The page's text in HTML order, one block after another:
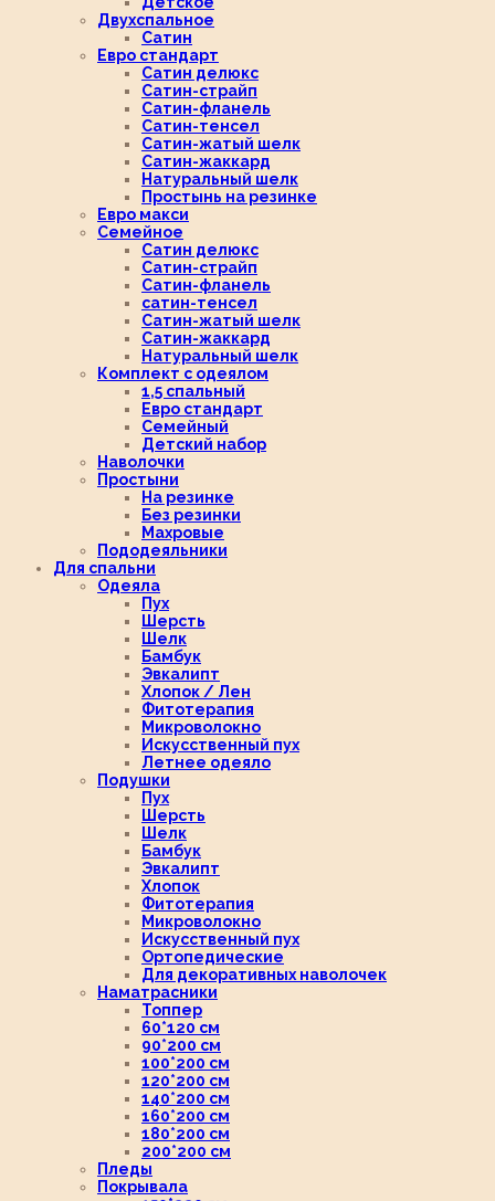
Двухспальное
Сатин
Евро стандарт
Сатин делюкс
Сатин-страйп
Сатин-фланель
Сатин-тенсел
Сатин-жатый шелк
Сатин-жаккард
Натуральный шелк
Простынь на резинке
Евро макси
Семейное
Сатин делюкс
Сатин-страйп
Сатин-фланель
сатин-тенсел
Сатин-жатый шелк
Сатин-жаккард
Натуральный шелк
Комплект с одеялом
1,5 спальный
Евро стандарт
Семейный
Детский набор
Наволочки
Простыни
На резинке
Без резинки
Махровые
Пододеяльники
Для спальни
Одеяла
Пух
Шерсть
Шелк
Бамбук
Эвкалипт
Хлопок / Лен
Фитотерапия
Микроволокно
Искусственный пух
Летнее одеяло
Подушки
Пух
Шерсть
Шелк
Бамбук
Эвкалипт
Хлопок
Фитотерапия
Микроволокно
Искусственный пух
Ортопедические
Для декоративных наволочек
Наматрасники
Топпер
60*120 см
90*200 см
100*200 см
120*200 см
140*200 см
160*200 см
180*200 см
200*200 см
Пледы
Покрывала